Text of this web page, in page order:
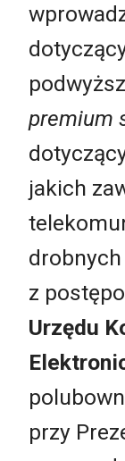
premium
jakich
z
Urzędu
przy